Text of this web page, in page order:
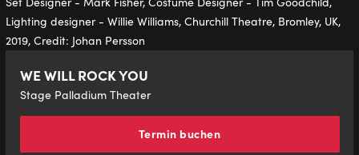
WE WILL ROCK YOU
Stage Palladium Theater
Termin buchen